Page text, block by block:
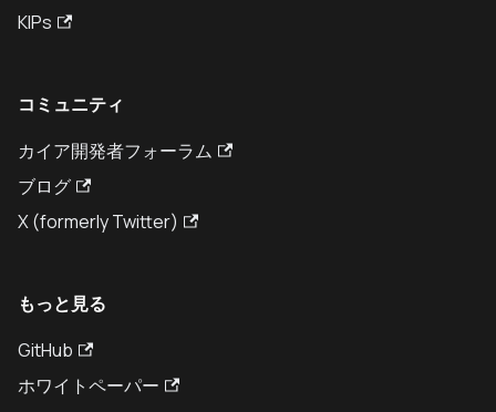
KIPs
コミュニティ
カイア開発者フォーラム
ブログ
X (formerly Twitter)
もっと見る
GitHub
ホワイトペーパー